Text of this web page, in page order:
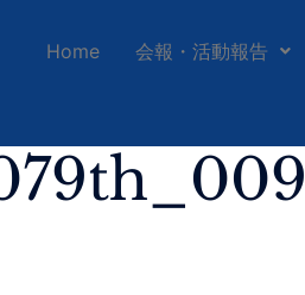
Home 会報・活動報告